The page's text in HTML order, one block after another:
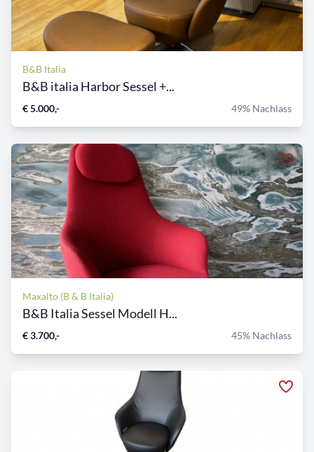
B&B Italia
B&B italia Harbor Sessel +...
€ 5.000,- 49% Nachlass
Maxalto (B & B Italia)
B&B Italia Sessel Modell H...
€ 3.700,- 45% Nachlass